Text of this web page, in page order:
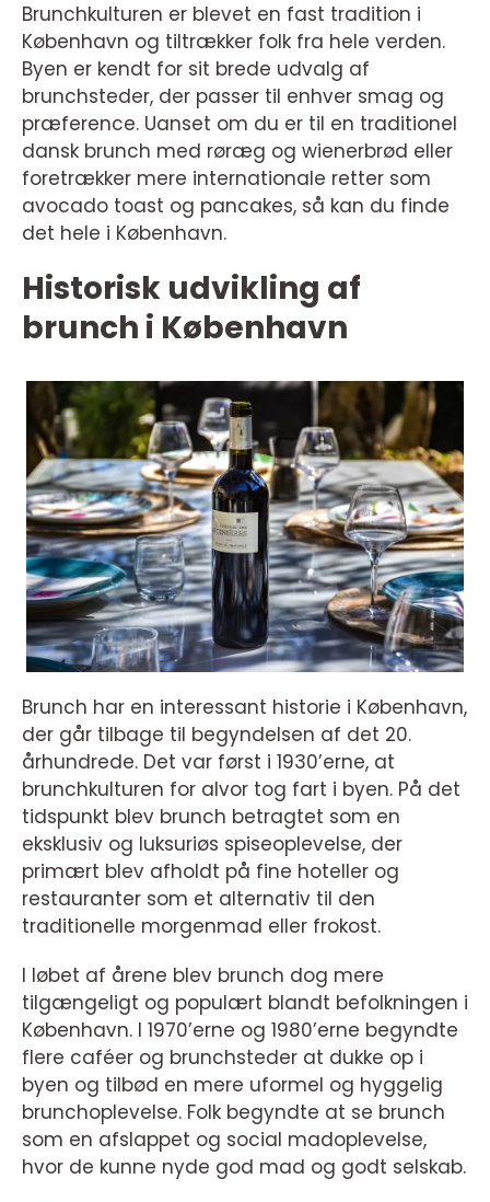
Brunchkulturen er blevet en fast tradition i
København og tiltrækker folk fra hele verden.
Byen er kendt for sit brede udvalg af
brunchsteder, der passer til enhver smag og
præference. Uanset om du er til en traditionel
dansk brunch med røræg og wienerbrød eller
foretrækker mere internationale retter som
avocado toast og pancakes, så kan du finde
det hele i København.
Historisk udvikling af
brunch i København
Brunch har en interessant historie i København,
der går tilbage til begyndelsen af det 20.
århundrede. Det var først i 1930’erne, at
brunchkulturen for alvor tog fart i byen. På det
tidspunkt blev brunch betragtet som en
eksklusiv og luksuriøs spiseoplevelse, der
primært blev afholdt på fine hoteller og
restauranter som et alternativ til den
traditionelle morgenmad eller frokost.
I løbet af årene blev brunch dog mere
tilgængeligt og populært blandt befolkningen i
København. I 1970’erne og 1980’erne begyndte
flere caféer og brunchsteder at dukke op i
byen og tilbød en mere uformel og hyggelig
brunchoplevelse. Folk begyndte at se brunch
som en afslappet og social madoplevelse,
hvor de kunne nyde god mad og godt selskab.